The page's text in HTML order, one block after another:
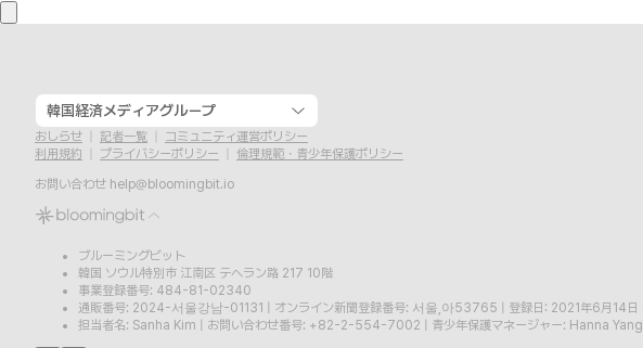
韓国経済メディアグループ
おしらせ 記者一覧
コミュニティ運営ポリシー
利用規約
プライバシーポリシー
倫理規範・青少年保護ポリシー
お問い合わせ help@bloomingbit.io
ブルーミングビット
韓国 ソウル特別市 江南区 テヘラン路 217 10階
事業登録番号: 484-81-02340
通販番号: 2024-서울강남-01131
オンライン新聞登録番号: 서울,아53765 登録日: 2021年6月14日
担当者名: Sanha Kim
お問い合わせ番号: +82-2-554-7002 青少年保護マネージャー: Hanna Yang